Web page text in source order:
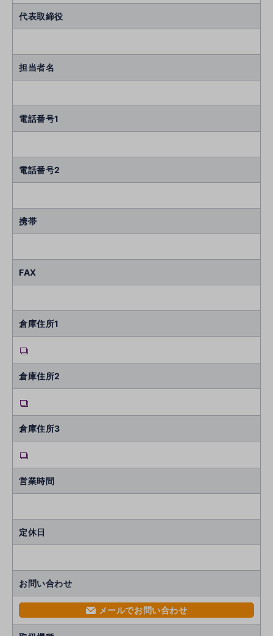
代表取締役
担当者名
電話番号1
電話番号2
携帯
FAX
倉庫住所1
倉庫住所2
倉庫住所3
営業時間
定休日
お問い合わせ
mail メールでお問い合わせ